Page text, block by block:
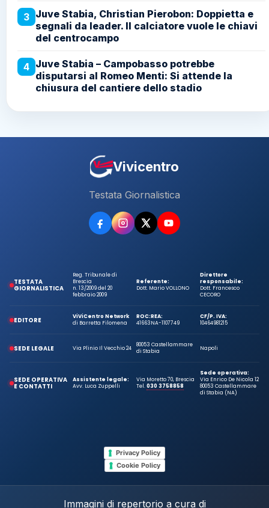
3 Juve Stabia, Christian Pierobon: Doppietta e
segnali da leader. Il calciatore vuole le chiavi
del centrocampo
4 Juve Stabia – Campobasso potrebbe
disputarsi al Romeo Menti: Si attende la
chiusura del cantiere dello stadio
Vivicentro
Testata Giornalistica
TESTATA
GIORNALISTICA
Reg. Tribunale di
Brescia
n. 13/2009 del 20
febbraio 2009
Referente:
Dott. Mario VOLLONO
Direttore
responsabile:
Dott. Francesco
CECORO
EDITORE
ViViCentro Network
di Barretta Filomena
ROC:
41663
REA:
NA-1107749
CF/P. IVA:
10464981215
SEDE LEGALE Via Plinio Il Vecchio 24
80053 Castellammare
di Stabia
Napoli
SEDE OPERATIVA
E CONTATTI
Assistente legale:
Avv. Luca Zuppelli
Via Moretto 70, Brescia
Tel.030 3758858
Sede operativa:
Via Enrico De Nicola 12
80053 Castellammare
di Stabia (NA)
Privacy Policy
Cookie Policy
Immagini di repertorio a cura di